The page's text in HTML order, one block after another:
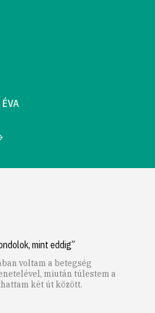
ÉVA
mint eddig”
voltam a betegség
miután túlestem a
két út között.